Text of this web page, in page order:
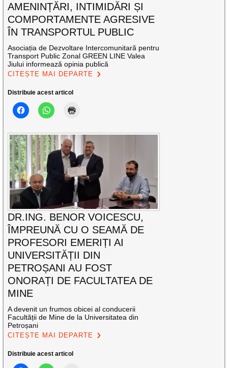
AMENINȚĂRI, INTIMIDĂRI ȘI
COMPORTAMENTE AGRESIVE
ÎN TRANSPORTUL PUBLIC
Asociația de Dezvoltare Intercomunitară pentru
Transport Public Zonal GREEN LINE Valea
Jiului informează opinia publică
CITEȘTE MAI DEPARTE
Distribuie acest articol
DR.ING. BENOR VOICESCU,
ÎMPREUNĂ CU O SEAMĂ DE
PROFESORI EMERIȚI AI
UNIVERSITĂȚII DIN
PETROȘANI AU FOST
ONORAȚI DE FACULTATEA DE
MINE
A devenit un frumos obicei al conducerii
Facultății de Mine de la Universitatea din
Petroșani
CITEȘTE MAI DEPARTE
Distribuie acest articol